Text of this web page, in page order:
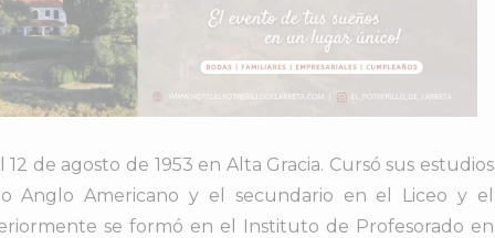
12 de agosto de 1953 en Alta Gracia. Cursó sus estudios
Anglo Americano y el secundario en el Liceo y el
se formó en el Instituto de Profesorado en